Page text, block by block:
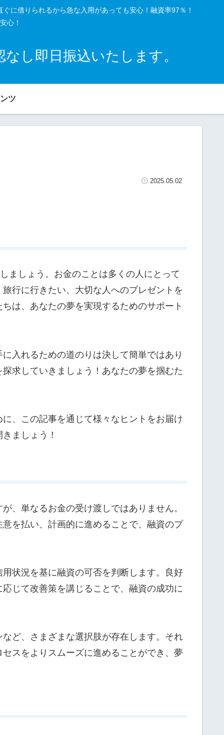
に借りられるから急な入用があっても安心！融資率97％！
心！
し即日振込いたします。
ツ
2025.05.02
ましょう。お金のことは多くの人にとって
行に行きたい、大切な人へのプレゼントを
は、あなたの夢を実現するためのサポート
入れるための道のりは決して簡単ではあり
求していきましょう！あなたの夢を掴むた
、この記事を通じて様々なヒントをお届け
ましょう！
、単なるお金の受け渡しではありません。
を払い、計画的に進めることで、融資のプ
状況を基に融資の可否を判断します。良好
じて改善策を講じることで、融資の成功に
ど、さまざまな選択肢が存在します。それ
スをよりスムーズに進めることができ、夢